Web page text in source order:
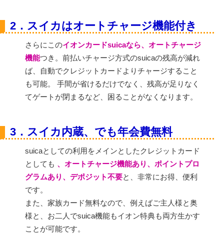
2．スイカはオートチャージ機能付き
さらにこのイオンカードsuicaなら、オートチャージ
機能つき。前払いチャージ方式のsuicaの残高が減れ
ば、自動でクレジットカードよりチャージすること
も可能。 手間が省けるだけでなく、残高が足りなく
てゲートが閉まるなど、困ることがなくなります。
3．スイカ内蔵、でも年会費無料
suicaとしての利用をメインとしたクレジットカード
としても 、オートチャージ機能あり、ポイントプロ
グラムあり、デポジット不要と、非常にお得、便利
です。
また、家族カード無料なので、例えばご主人様と奥
様と、お二人でsuica機能もイオン特典も両方生かす
ことが可能です。